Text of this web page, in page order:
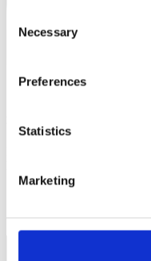
Selection
Necessary
Preferences
Statistics
Marketing
17/07/26
Renzi: «Porte aperte a tutti,